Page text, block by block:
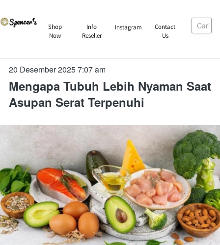
`
Shop
Now
` Info
Reseller
`Instagram `
Contact
Us
Cari
20 Desember 2025 7:07 am
Mengapa Tubuh Lebih Nyaman Saat
Asupan Serat Terpenuhi